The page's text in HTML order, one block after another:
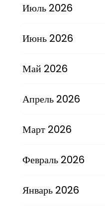
Июль 2026
Июнь 2026
Май 2026
Апрель 2026
Март 2026
Февраль 2026
Январь 2026